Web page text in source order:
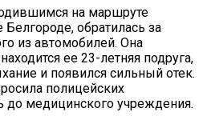
на маршруте
обратилась за
из автомобилей. Она
ее 23-летняя подруга,
и появился сильный отек.
полицейских
до медицинского учреждения.